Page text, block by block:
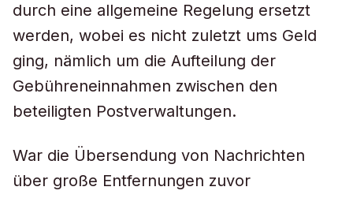
durch eine allgemeine Regelung ersetzt
werden, wobei es nicht zuletzt ums Geld
ging, nämlich um die Aufteilung der
Gebühreneinnahmen zwischen den
beteiligten Postverwaltungen.
War die Übersendung von Nachrichten
über große Entfernungen zuvor